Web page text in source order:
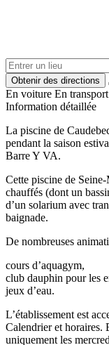
Obtenir des directions
En voiture En
Information détaillée
La piscine de
pendant la saison
Barre Y VA.
Cette piscine de
chauffés (dont un
d’un solarium avec
baignade.
De nombreuses
cours d’aquagym,
club dauphin pour les
jeux d’eau.
L’établissement est
Calendrier et horaires.
uniquement les